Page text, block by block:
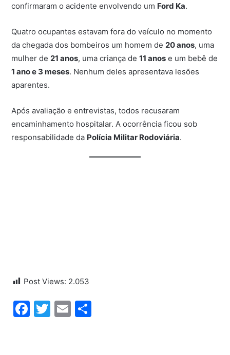
confirmaram o acidente envolvendo um Ford Ka.
Quatro ocupantes estavam fora do veículo no momento
da chegada dos bombeiros um homem de20 anos, uma
mulher de21 anos, uma criança de11 anos e um bebê de
1 ano e 3 meses. Nenhum deles apresentava lesões
aparentes.
Após avaliação e entrevistas, todos recusaram
encaminhamento hospitalar. A ocorrência ficou sob
responsabilidade da Polícia Militar Rodoviária.
Post Views: 2.053
Facebook
Twitter
Email